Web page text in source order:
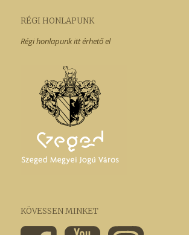
RÉGI HONLAPUNK
Régi honlapunk itt érhető el
KÖVESSEN MINKET